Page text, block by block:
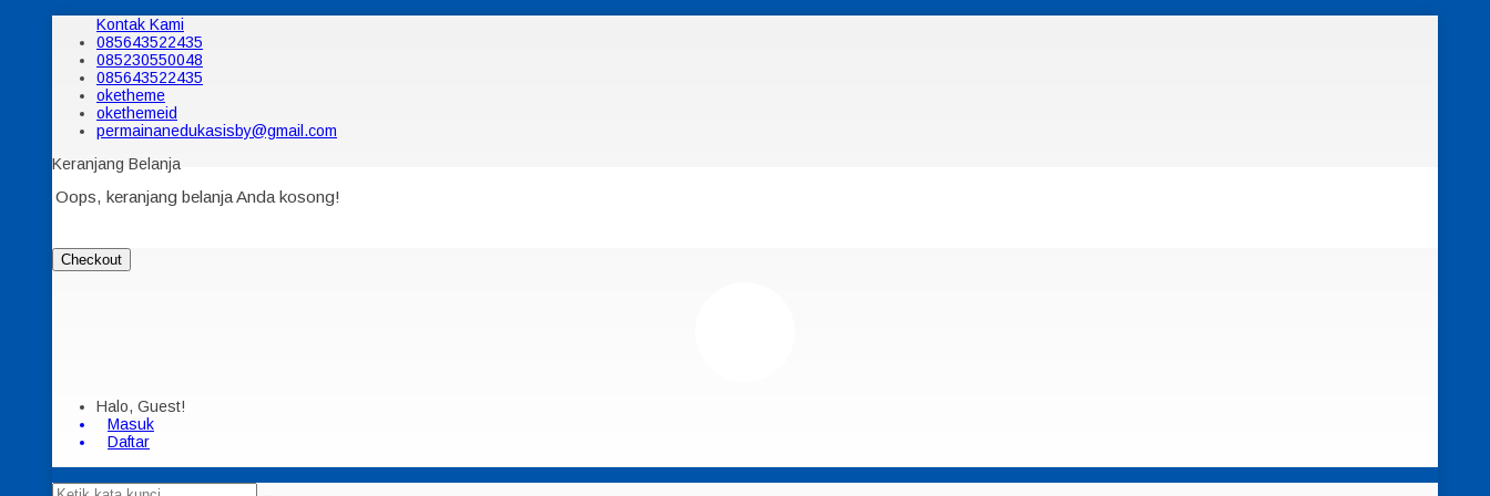
Kontak Kami
085643522435
085230550048
085643522435
oketheme
okethemeid
permainanedukasisby@gmail.com
Keranjang Belanja
Oops, keranjang belanja Anda kosong!
Checkout
Halo, Guest!
Masuk
Daftar